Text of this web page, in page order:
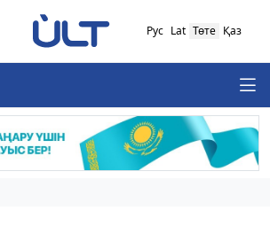
Қаз
Төте
Lat
Рус